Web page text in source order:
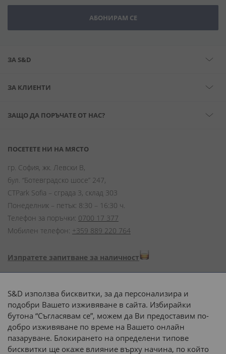
АБОНИРАМ СЕ
ЗА S&D
ЗА КЛИЕНТИ
ЗАЩО ДА ПОРЪЧАТЕ ОТ НАС?
ПОСЕТЕТЕ НИ НА МЯСТО
гр. София, жк. Левски В,
бул. “Ботевградско шосе” 247,
CTPark Sofia – сграда 3, склад 303
Понеделник – петък: 8:30 – 16:30 ч.
Телефон за поръчки: 0700 17 377
Мобилен телефон: +359 889 220 764
Изпратете запитване за наличност
Начини на плащане:
Доставка до адрес с:
S&D използва бисквитки, за да персонализира и
подобри Вашето изживяване в сайта. Избирайки
бутона “Съгласявам се”, можем да Ви предоставим по-
добро изживяване по време на Вашето онлайн
пазаруване. Блокирането на определени типове
бисквитки ще окаже влияние върху начина, по който